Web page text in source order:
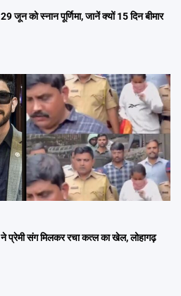
को स्नान पूर्णिमा, जानें क्यों 15 दिन बीमार
संग मिलकर रचा कत्ल का खेल, लोहागढ़